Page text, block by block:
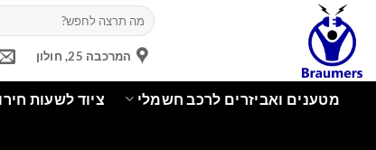
content
חיפוש
עבור:
המרכבה 25, חולון
מטענים ואביזרים לרכב חשמלי ציוד לשעות